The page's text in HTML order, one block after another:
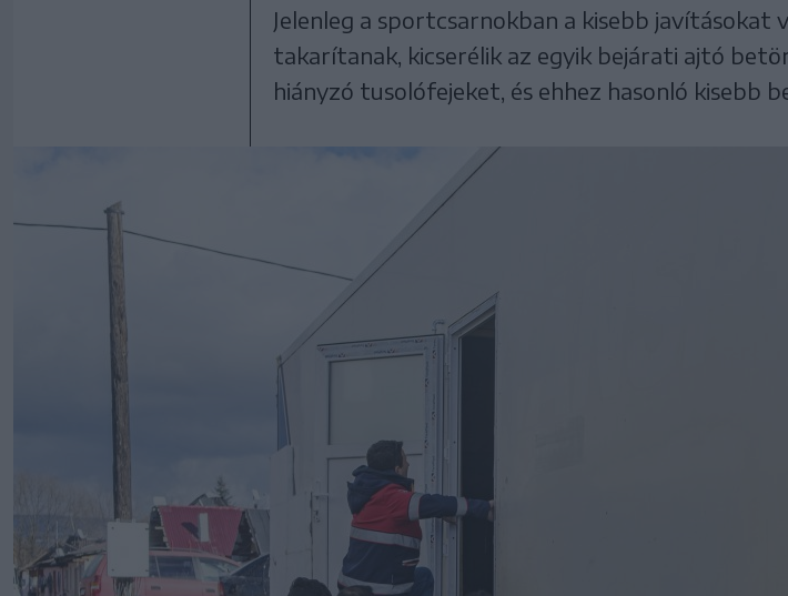
Jelenleg a sportcsarnokban a kisebb javításokat
takarítanak, kicserélik az egyik bejárati ajtó
hiányzó tusolófejeket, és ehhez hasonló kisebb